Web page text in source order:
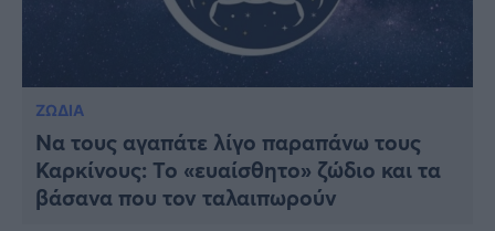
ΖΩΔΙΑ
Να τους αγαπάτε λίγο παραπάνω τους
Καρκίνους: Το «ευαίσθητο» ζώδιο και τα
βάσανα που τον ταλαιπωρούν